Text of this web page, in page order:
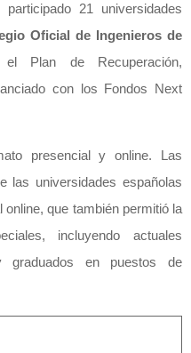
21 universidades
Oficial de Ingenieros de
Plan de Recuperación,
con los Fondos Next
presencial y online. Las
las universidades españolas
que también permitió la
incluyendo actuales
graduados en puestos de